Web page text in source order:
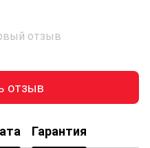
отзыв
отзыв
Гарантия